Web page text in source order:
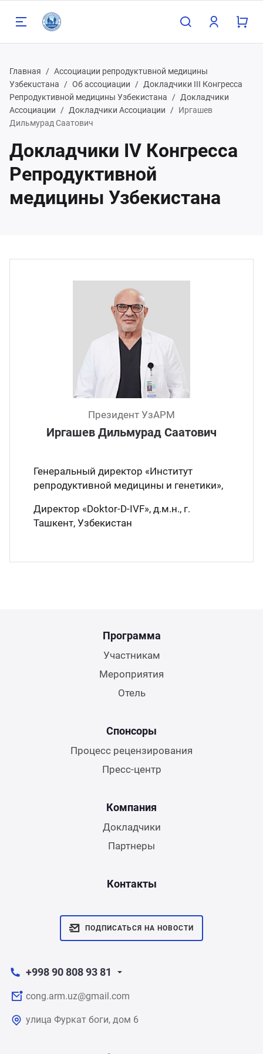
Назад
90 808 93 81
91 785 00 56
Главная
Ассоциации репродуктuвной медицины
Узбекuстана
Об ассоциации
Докладчики III Конгресса
Репродуктивной медицины Узбекистана
Докладчики
Ассоциации
Докладчики Ассоциации
Иргашев
Дильмурад Саатович
Докладчики IV Конгресса
Репродуктивной
медицины Узбекистана
Президент УзАРМ
Иргашев Дильмурад Саатович
Генеральный директор «Институт
репродуктивной медицины и генетики»,
Директор «Doktor-D-IVF», д.м.н., г.
Ташкент, Узбекистан
Программа
Участникам
Мероприятия
Отель
Спонсоры
Процесс рецензирования
Пресс-центр
Компания
Докладчики
Партнеры
Контакты
ПОДПИСАТЬСЯ НА НОВОСТИ
+998 90 808 93 81
cong.arm.uz@gmail.com
улица Фуркат боги, дом 6